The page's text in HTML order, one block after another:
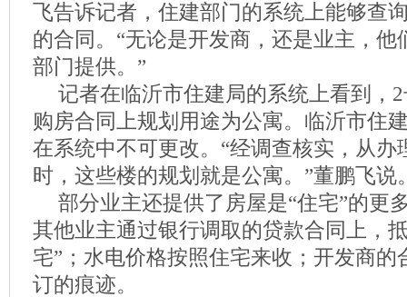
飞告诉记者，住建部门的系统上能够查
的合同。“无论是开发商，还是业主，他
部门提供。”
记者在临沂市住建局的系统上看到，
购房合同上规划用途为公寓。临沂市住
在系统中不可更改。“经调查核实，从办
时，这些楼的规划就是公寓。”董鹏飞说
部分业主还提供了房屋是“住宅”的更
其他业主通过银行调取的贷款合同上，
宅”；水电价格按照住宅来收；开发商的
订的痕迹。